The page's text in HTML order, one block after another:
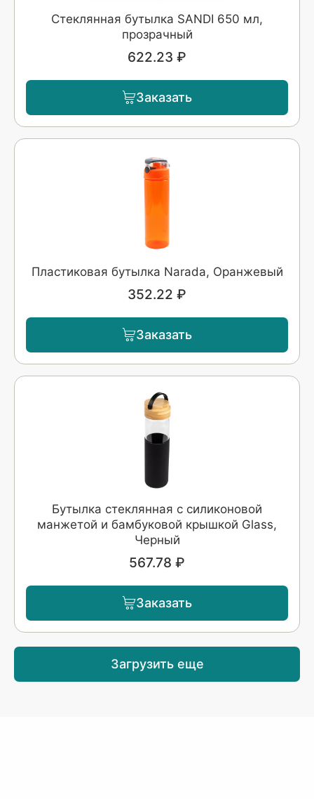
Стеклянная бутылка SANDI 650 мл,
прозрачный
622.23 ₽
Заказать
Пластиковая бутылка Narada, Оранжевый
352.22 ₽
Заказать
Бутылка стеклянная с силиконовой
манжетой и бамбуковой крышкой Glass,
Черный
567.78 ₽
Заказать
Загрузить еще